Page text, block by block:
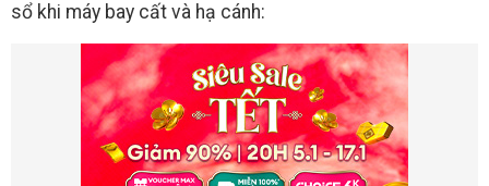
sổ khi máy bay cất và hạ cánh: